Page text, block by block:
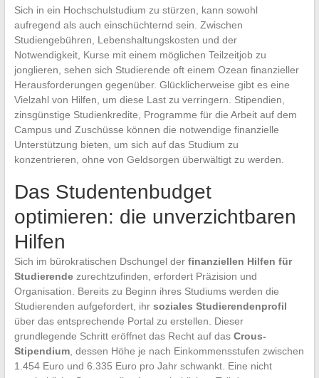
Sich in ein Hochschulstudium zu stürzen, kann sowohl
aufregend als auch einschüchternd sein. Zwischen
Studiengebühren, Lebenshaltungskosten und der
Notwendigkeit, Kurse mit einem möglichen Teilzeitjob zu
jonglieren, sehen sich Studierende oft einem Ozean finanzieller
Herausforderungen gegenüber. Glücklicherweise gibt es eine
Vielzahl von Hilfen, um diese Last zu verringern. Stipendien,
zinsgünstige Studienkredite, Programme für die Arbeit auf dem
Campus und Zuschüsse können die notwendige finanzielle
Unterstützung bieten, um sich auf das Studium zu
konzentrieren, ohne von Geldsorgen überwältigt zu werden.
Das Studentenbudget
optimieren: die unverzichtbaren
Hilfen
Sich im bürokratischen Dschungel der finanziellen Hilfen für
Studierendezurechtzufinden, erfordert Präzision und
Organisation. Bereits zu Beginn ihres Studiums werden die
Studierenden aufgefordert, ihr soziales Studierendenprofil
über das entsprechende Portal zu erstellen. Dieser
grundlegende Schritt eröffnet das Recht auf das Crous-
Stipendium, dessen Höhe je nach Einkommensstufen zwischen
1.454 Euro und 6.335 Euro pro Jahr schwankt. Eine nicht